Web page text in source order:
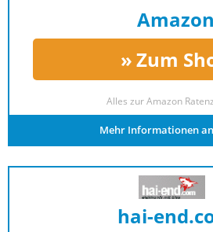
Amazon
Zum
Alles zurAmazon
Mehr Informationen
hai-